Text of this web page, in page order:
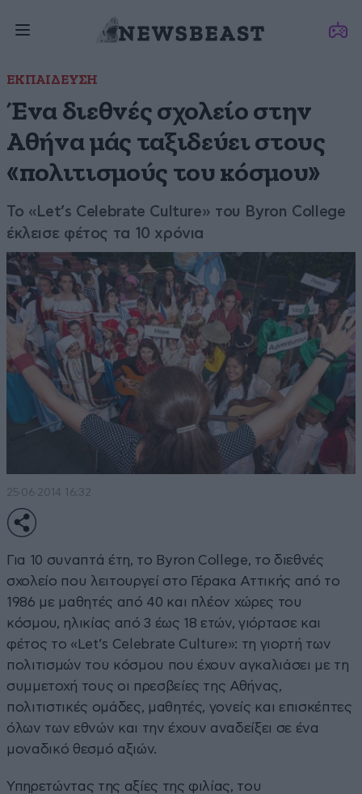
ΕΚΠΑΙΔΕΥΣΗ
Ένα διεθνές σχολείο στην
Αθήνα μάς ταξιδεύει στους
«πολιτισμούς του κόσμου»
To «Let’s Celebrate Culture» του Byron College
έκλεισε φέτος τα 10 χρόνια
25·06·2014 16:32
Για 10 συναπτά έτη, το Byron College, το διεθνές
σχολείο που λειτουργεί στο Γέρακα Αττικής από το
1986 με μαθητές από 40 και πλέον χώρες του
κόσμου, ηλικίας από 3 έως 18 ετών, γιόρτασε και
φέτος το «Let’s Celebrate Culture»: τη γιορτή των
πολιτισμών του κόσμου που έχουν αγκαλιάσει με τη
συμμετοχή τους οι πρεσβείες της Αθήνας,
πολιτιστικές ομάδες, μαθητές, γονείς και επισκέπτες
όλων των εθνών και την έχουν αναδείξει σε ένα
μοναδικό θεσμό αξιών.
Υπηρετώντας της αξίες της φιλίας, του